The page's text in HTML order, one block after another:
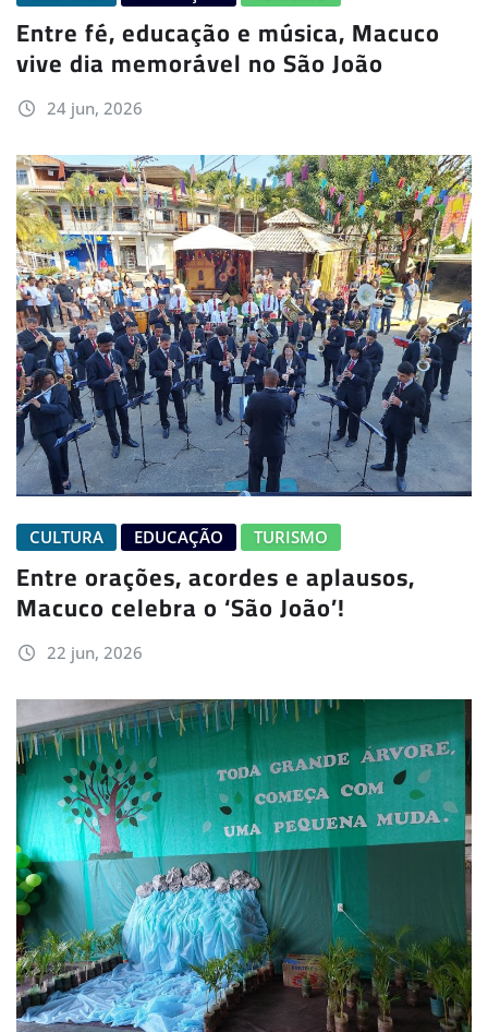
Entre fé, educação e música, Macuco
vive dia memorável no São João
24 jun, 2026
CULTURA EDUCAÇÃO TURISMO
Entre orações, acordes e aplausos,
Macuco celebra o ‘São João’!
22 jun, 2026